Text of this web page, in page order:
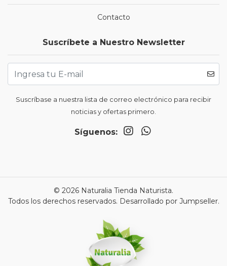
Contacto
Suscríbete a Nuestro Newsletter
Suscríbase a nuestra lista de correo electrónico para recibir
noticias y ofertas primero.
Síguenos:
© 2026 Naturalia Tienda Naturista.
Todos los derechos reservados. Desarrollado por Jumpseller.